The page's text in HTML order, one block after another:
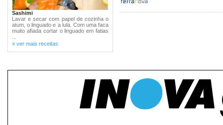
Sashimi
Lavar e secar com papel de cozinha o
atum, o linguado e a lula. Com uma faca
muito afiada cortar o linguado em fatias
» ver mais receitas